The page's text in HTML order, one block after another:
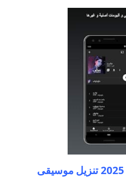
تطبيق يوتيوب ميوزك 2025 تنزيل موسيقى